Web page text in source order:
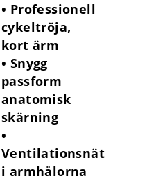
• Professionell
cykeltröja,
kort ärm
• Snygg
passform
anatomisk
skärning
•
Ventilationsnät
i armhålorna